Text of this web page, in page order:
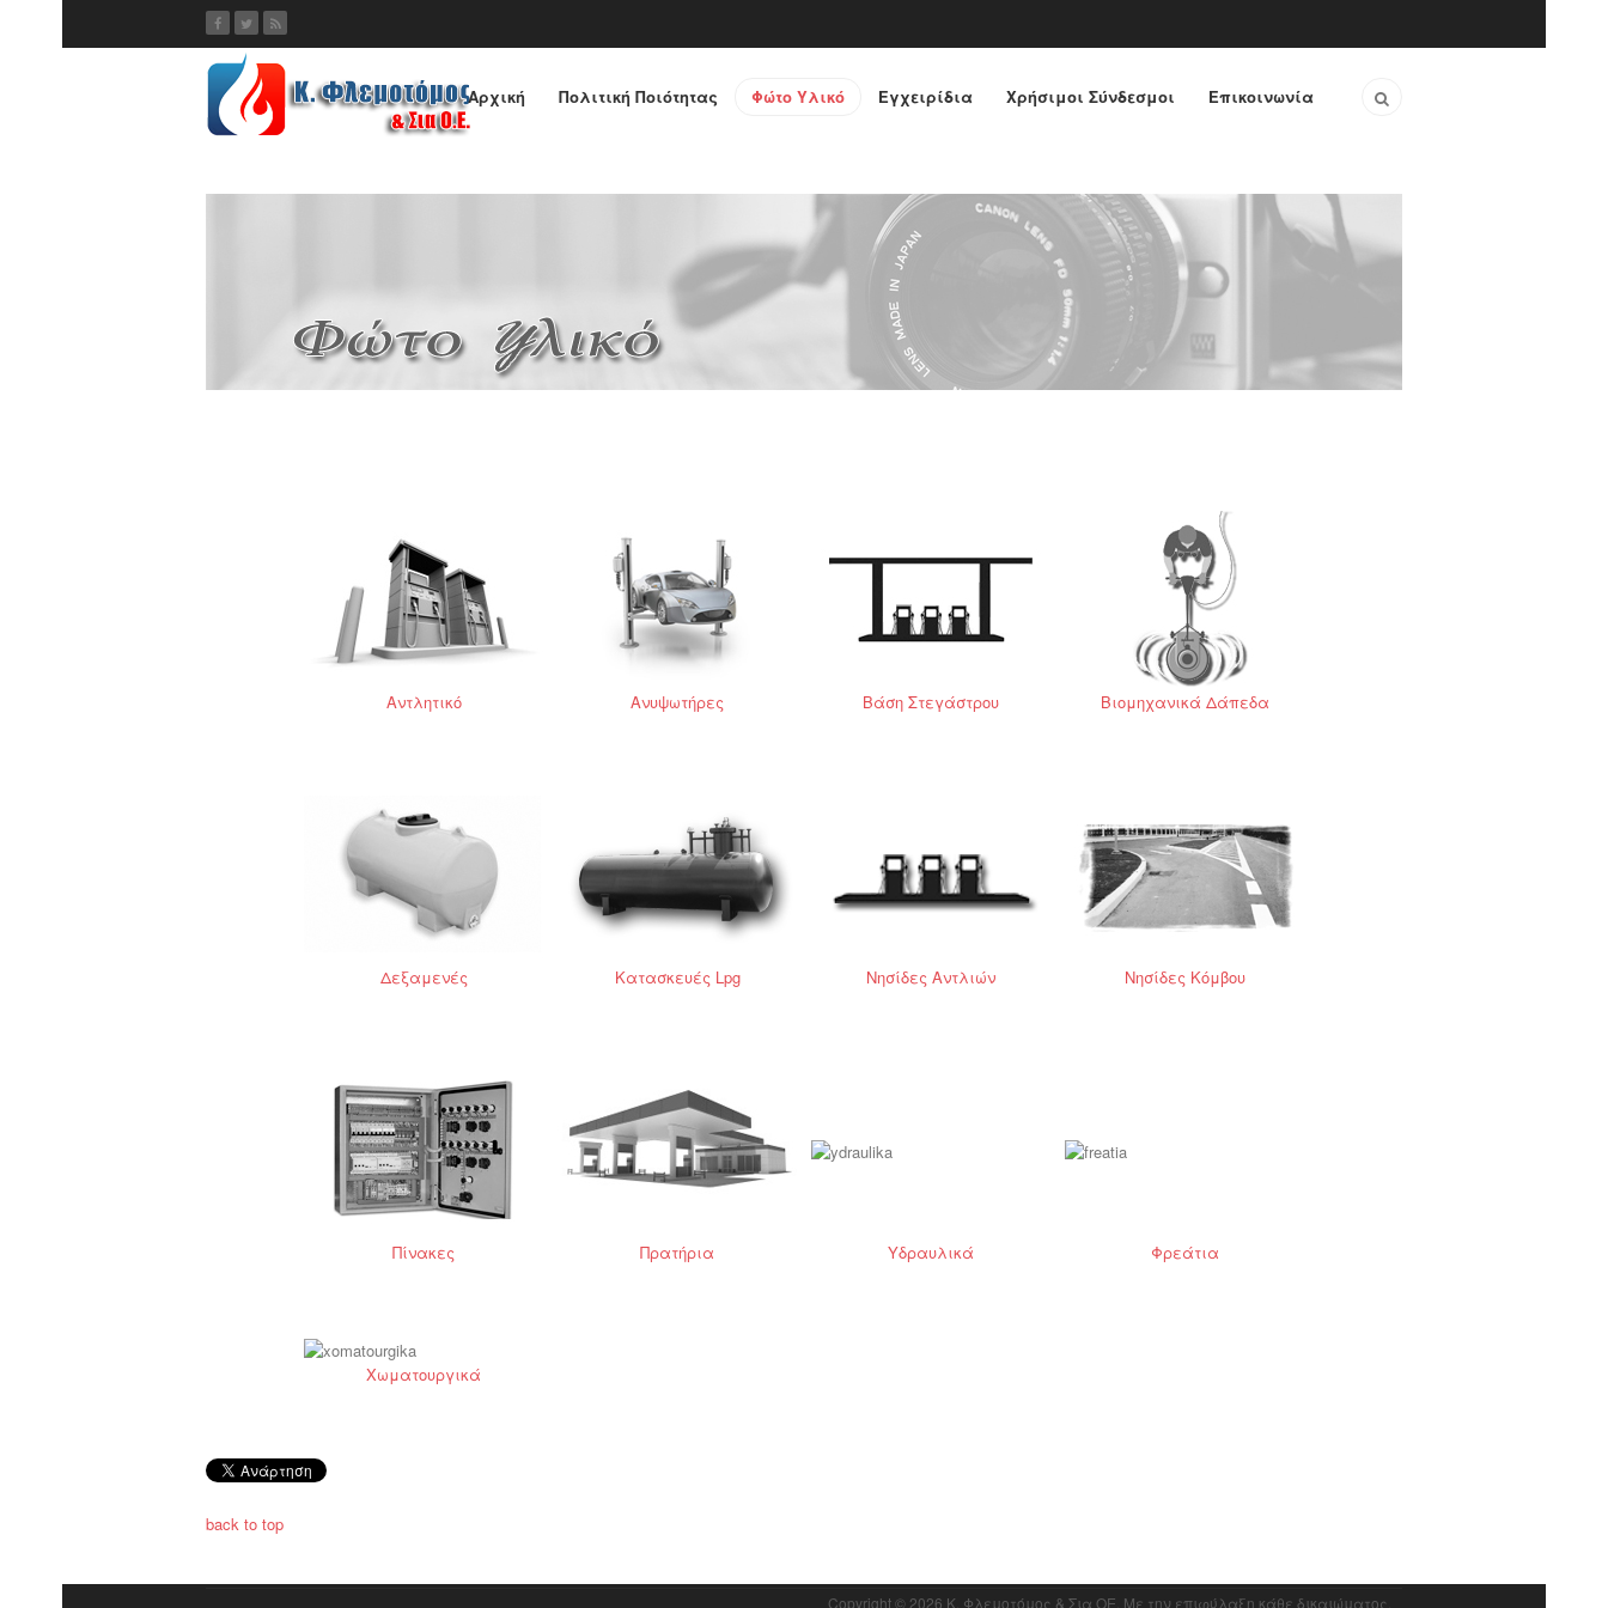
Αρχική Πολιτική Ποιότητας Φώτο Yλικό Εγχειρίδια Χρήσιμοι Σύνδεσμοι Επικοινωνία
Αντλητικό Ανυψωτήρες Βάση Στεγάστρου Βιομηχανικά Δάπεδα
Δεξαμενές Κατασκευές Lpg Νησίδες Αντλιών Νησίδες Κόμβου
Πίνακες Πρατήρια Υδραυλικά Φρεάτια
Χωματουργικά
back to top
Copyright © 2026 Κ. Φλεμοτόμος & Σια ΟΕ. Με την επιφύλαξη κάθε δικαιώματος.